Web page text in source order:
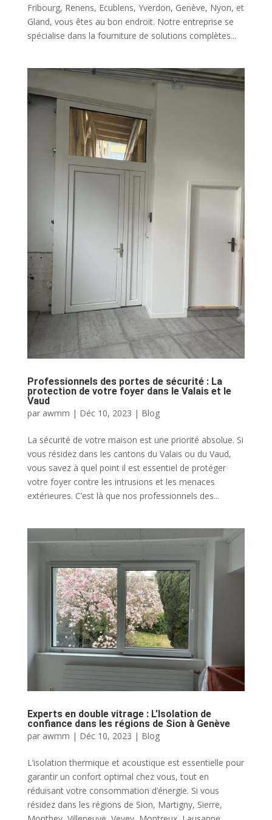
Fribourg, Renens, Ecublens, Yverdon, Genève, Nyon, et
Gland, vous êtes au bon endroit. Notre entreprise se
spécialise dans la fourniture de solutions complètes...
Professionnels des portes de sécurité : La
protection de votre foyer dans le Valais et le
Vaud
par awmm | Déc 10, 2023 | Blog
La sécurité de votre maison est une priorité absolue. Si
vous résidez dans les cantons du Valais ou du Vaud,
vous savez à quel point il est essentiel de protéger
votre foyer contre les intrusions et les menaces
extérieures. C’est là que nos professionnels des...
Experts en double vitrage : L’Isolation de
confiance dans les régions de Sion à Genève
par awmm | Déc 10, 2023 | Blog
L’isolation thermique et acoustique est essentielle pour
garantir un confort optimal chez vous, tout en
réduisant votre consommation d’énergie. Si vous
résidez dans les régions de Sion, Martigny, Sierre,